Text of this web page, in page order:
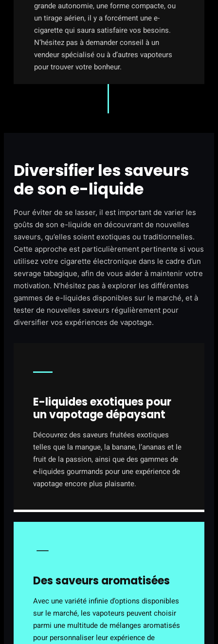
grande autonomie, une forme compacte, ou
un tirage aérien, il y a forcément une e-
cigarette qui saura satisfaire vos besoins.
N’hésitez pas à demander conseil à un
vendeur spécialisé ou à d’autres vapoteurs
pour trouver votre bonheur.
Diversifier les saveurs
de son e-liquide
Pour éviter de se lasser, il est important de varier les
goûts de son e-liquide en découvrant de nouvelles
saveurs, qu’elles soient exotiques ou traditionnelles.
Cette approche est particulièrement pertinente si vous
utilisez votre cigarette électronique dans le cadre d’un
sevrage tabagique, afin de vous aider à maintenir votre
motivation. N’hésitez pas à explorer les différentes
gammes de e-liquides disponibles sur le marché, et à
tester de nouvelles saveurs régulièrement pour
diversifier vos expériences de vapotage.
E-liquides exotiques pour
un vapotage dépaysant
Découvrez des saveurs fruitées exotiques
telles que la mangue, la banane, l’ananas et le
fruit de la passion, ainsi que des gammes de
e-liquides gourmands pour une expérience de
vapotage encore plus plaisante.
Des saveurs aromatisées
Avec une variété infinie d’options disponibles
sur le marché, les vapoteurs peuvent choisir
parmi une multitude de mélanges aromatisés
pour personnaliser leur expérience de